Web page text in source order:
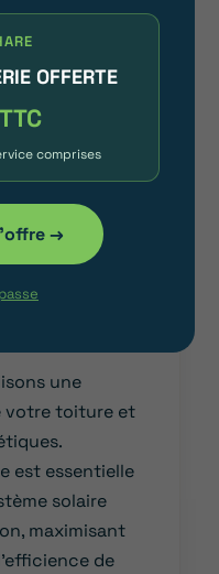
une
votre toiture et
est essentielle
solaire
maximisant
de
OFFERTE
comprises
→